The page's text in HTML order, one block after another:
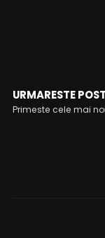
URMARESTE
Primeste cele mai